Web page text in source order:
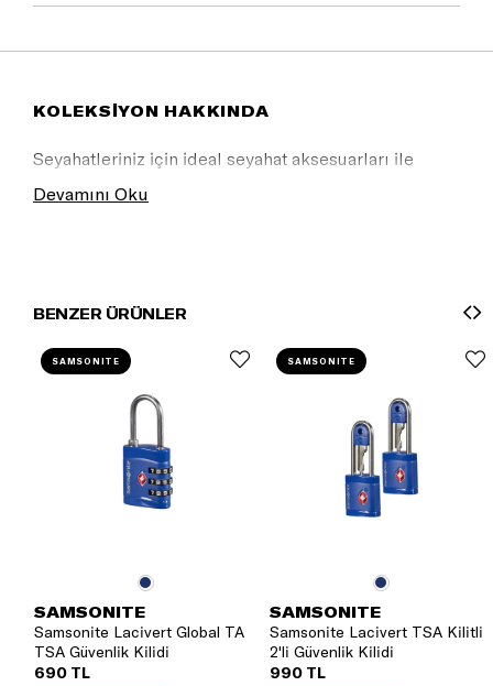
KOLEKSİYON HAKKINDA
Seyahatleriniz için ideal seyahat aksesuarları ile
tarzınızı yansıtın.
Devamını Oku
BENZER ÜRÜNLER
SAMSONITE
Samsonite Lacivert Global TA
TSA Güvenlik Kilidi
690 TL
SAMSONITE
SAMSONITE
Samsonite Lacivert TSA Kilitli
2'li Güvenlik Kilidi
990 TL
SAMSONITE